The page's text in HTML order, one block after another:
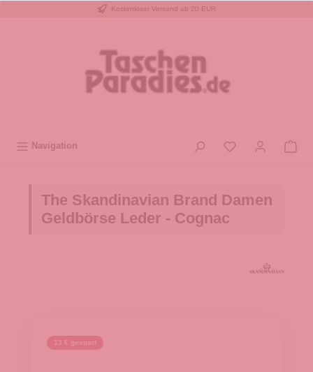
Kostenloser Versand ab 20 EUR
Navigation
The Skandinavian Brand Damen
Geldbörse Leder - Cognac
13 € gespart